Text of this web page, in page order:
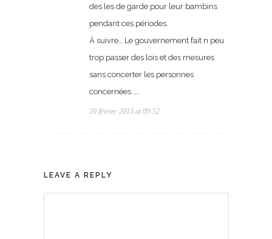
des les de garde pour leur bambins
pendant ces périodes.
À suivre… Le gouvernement fait n peu
trop passer des lois et des mesures
sans concerter les personnes
concernées ….
20 février 2013 at 09:52
LEAVE A REPLY